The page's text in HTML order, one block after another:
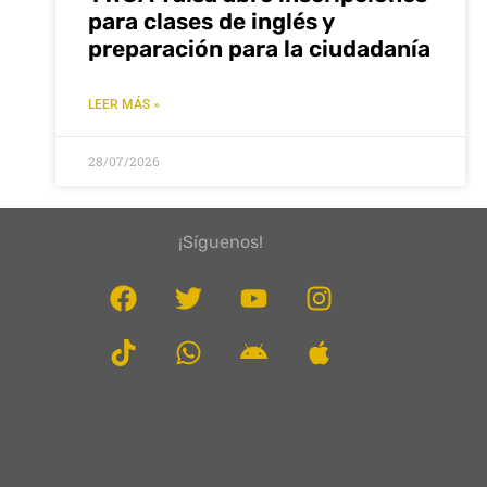
para clases de inglés y
preparación para la ciudadanía
LEER MÁS »
28/07/2026
¡Síguenos!